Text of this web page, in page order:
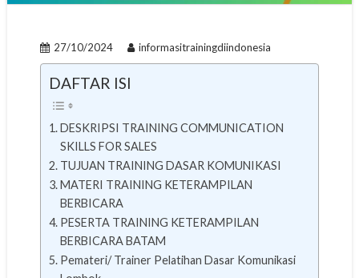
27/10/2024 informasitrainingdiindonesia
DAFTAR ISI
DESKRIPSI TRAINING COMMUNICATION
SKILLS FOR SALES
TUJUAN TRAINING DASAR KOMUNIKASI
MATERI TRAINING KETERAMPILAN
BERBICARA
PESERTA TRAINING KETERAMPILAN
BERBICARA BATAM
Pemateri/ Trainer Pelatihan Dasar Komunikasi